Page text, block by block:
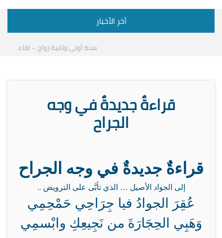
آخر الأخبار
سنة أولى وثانية زواج – لقاء مع
قراءةٌ جديدةٌ في وجه
الجراح
قراءةٌ جديدةٌ في وجه الجراح
إلى الجواد الأصيل … الذي تأبَّى على الترويض ..
عُقِرَ الجوادُ فيا جِرَاحِي حَمْحِمِي
وَهَبِي الحِجَارَةَ من نَجِيعِكِ وابْسمِي